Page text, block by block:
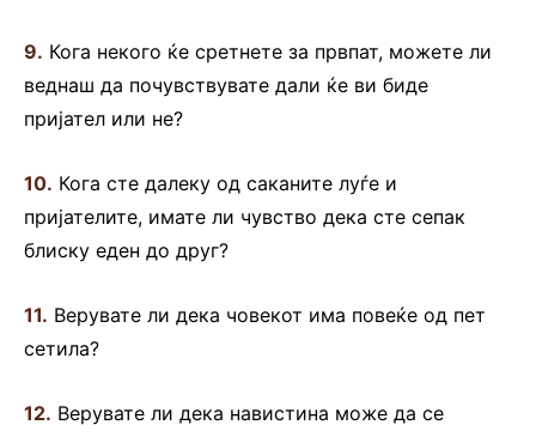
9. Кога некого ќе сретнете за првпат, можете ли
веднаш да почувствувате дали ќе ви биде
пријател или не?
10. Кога сте далеку од саканите луѓе и
пријателите, имате ли чувство дека сте сепак
блиску еден до друг?
11. Верувате ли дека човекот има повеќе од пет
сетила?
12. Верувате ли дека навистина може да се